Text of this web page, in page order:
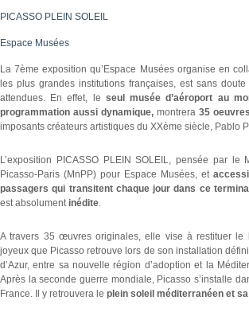
PICASSO PLEIN SOLEIL
Espace Musées
La 7ème exposition qu’Espace Musées organise en
les plus grandes institutions françaises, est sans doute
attendues. En effet, le seul musée d’aéroport au
programmation aussi dynamique,montrera35
imposants créateurs artistiques du XXème siècle, Pablo
L’exposition PICASSO PLEIN SOLEIL, pensée par le
Picasso-Paris (MnPP) pour Espace Musées, et
passagers qui transitent chaque jour dans ce
est absolument inédite.
A travers 35 œuvres originales, elle vise à restituer le
joyeux que Picasso retrouve lors de son installation
d’Azur, entre sa nouvelle région d’adoption et la
Après la seconde guerre mondiale, Picasso s’installe
France. Il y retrouvera le plein soleil méditerranéen et